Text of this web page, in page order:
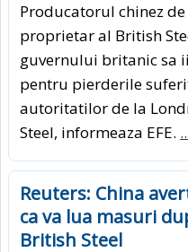
Producatorul chinez
proprietar al British
guvernului britanic sa
pentru pierderile
autoritatilor de la
Steel, informeaza EFE.
Reuters: China
ca va lua masuri
British Steel